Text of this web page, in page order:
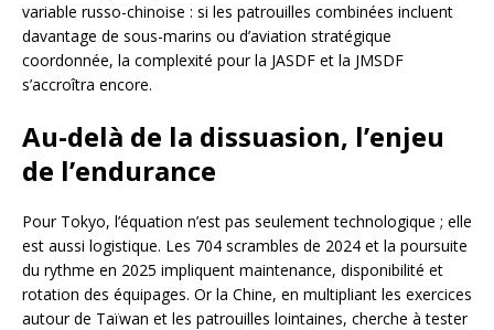
variable russo-chinoise : si les patrouilles combinées incluent
davantage de sous-marins ou d’aviation stratégique
coordonnée, la complexité pour la JASDF et la JMSDF
s’accroîtra encore.
Au-delà de la dissuasion, l’enjeu
de l’endurance
Pour Tokyo, l’équation n’est pas seulement technologique ; elle
est aussi logistique. Les 704 scrambles de 2024 et la poursuite
du rythme en 2025 impliquent maintenance, disponibilité et
rotation des équipages. Or la Chine, en multipliant les exercices
autour de Taïwan et les patrouilles lointaines, cherche à tester